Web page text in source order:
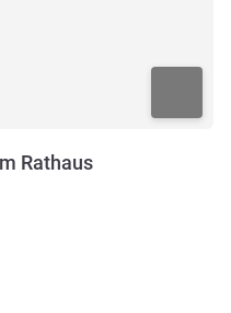
Rathaus